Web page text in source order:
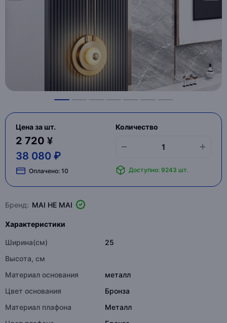
Цена за шт.
2 720 ¥
38 080 ₽
Оплачено: 10
Количество
Доступно: 9243 шт.
Бренд: MAI HE MAI
Характеристики
Ширина(см)
25
Высота, см
Материал основания
металл
Цвет основания
Бронза
Материал плафона
Металл